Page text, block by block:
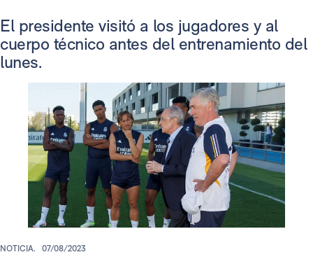
El presidente visitó a los jugadores y al
cuerpo técnico antes del entrenamiento del
lunes.
NOTICIA. 07/08/2023